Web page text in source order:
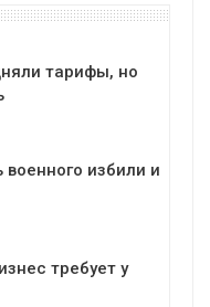
тарифы, но
избили и
требует у